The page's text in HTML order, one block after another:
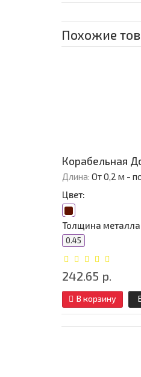
Похожие
Корабельная
Длина: От 0,2 м -
Цвет:
Толщина
0.45
242.65 р.
В корзину